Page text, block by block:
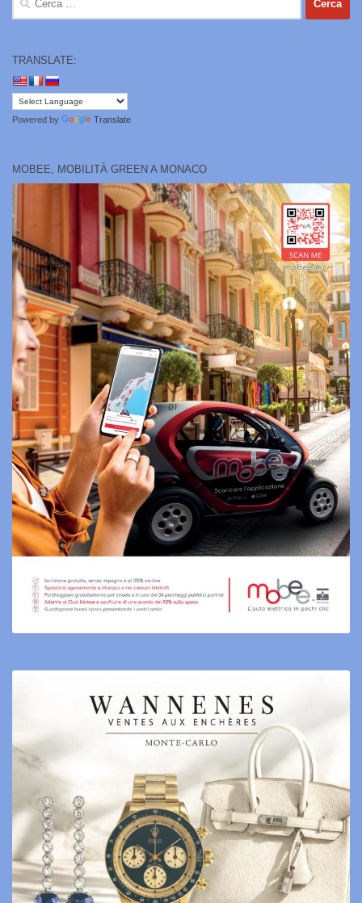
TRANSLATE:
Powered by Translate
MOBEE, MOBILITÀ GREEN A MONACO